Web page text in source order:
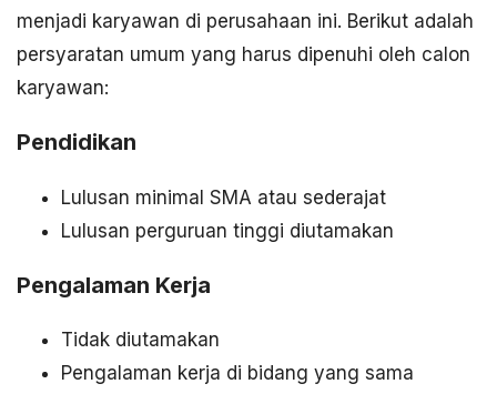
menjadi karyawan di perusahaan ini. Berikut adalah
persyaratan umum yang harus dipenuhi oleh calon
karyawan:
Pendidikan
Lulusan minimal SMA atau sederajat
Lulusan perguruan tinggi diutamakan
Pengalaman Kerja
Tidak diutamakan
Pengalaman kerja di bidang yang sama